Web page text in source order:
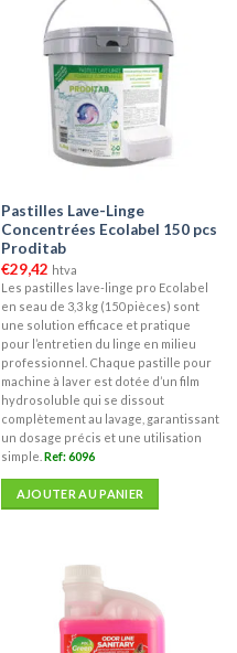
Pastilles Lave-Linge
Concentrées Ecolabel 150 pcs
Proditab
€29,42 htva
Les pastilles lave-linge pro Ecolabel
en seau de 3,3 kg (150 pièces) sont
une solution efficace et pratique
pour l’entretien du linge en milieu
professionnel. Chaque pastille pour
machine à laver est dotée d’un film
hydrosoluble qui se dissout
complètement au lavage, garantissant
un dosage précis et une utilisation
simple. Ref: 6096
AJOUTER AU PANIER